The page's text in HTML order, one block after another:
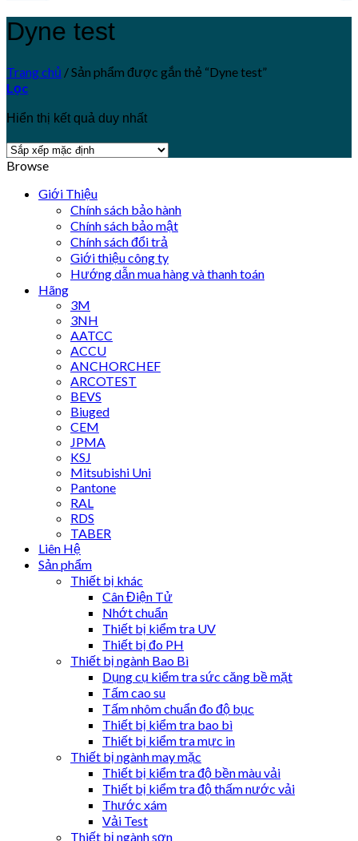
Dyne test
Trang chủ /Sản phẩm được gắn thẻ “Dyne test”
Lọc
Hiển thị kết quả duy nhất
Browse
Giới Thiệu
Chính sách bảo hành
Chính sách bảo mật
Chính sách đổi trả
Giới thiệu công ty
Hướng dẫn mua hàng và thanh toán
Hãng
3M
3NH
AATCC
ACCU
ANCHORCHEF
ARCOTEST
BEVS
Biuged
CEM
JPMA
KSJ
Mitsubishi Uni
Pantone
RAL
RDS
TABER
Liên Hệ
Sản phẩm
Thiết bị khác
Cân Điện Tử
Nhớt chuẩn
Thiết bị kiểm tra UV
Thiết bị đo PH
Thiết bị ngành Bao Bì
Dụng cụ kiểm tra sức căng bề mặt
Tấm cao su
Tấm nhôm chuẩn đo độ bục
Thiết bị kiểm tra bao bì
Thiết bị kiểm tra mực in
Thiết bị ngành may mặc
Thiết bị kiểm tra độ bền màu vải
Thiết bị kiểm tra độ thấm nước vải
Thước xám
Vải Test
Thiết bị ngành sơn